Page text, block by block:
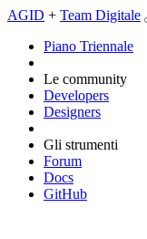
AGID + Team Digitale
Piano Triennale
Le community
Developers
Designers
Gli strumenti
Forum
Docs
GitHub